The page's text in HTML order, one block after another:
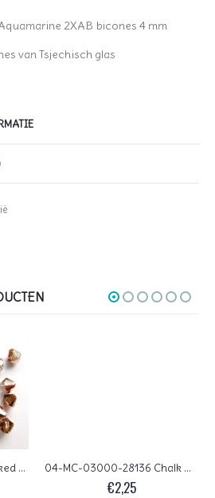
2XAB bicones 4 mm
van Tsjechisch glas
04-MC-10220-27101 Smoked Topaz Capri Gold bicones 4 mm 50 stuks 04-MC-03000-28136 Chalk White half Vitral bicones 4 mm 50 stuks
€2,25